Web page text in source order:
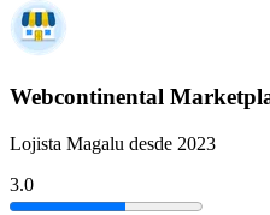
Webcontinental
Lojista Magalu desde 2023
3.0